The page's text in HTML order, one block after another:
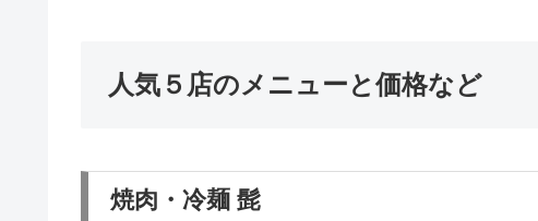
人気５店のメニューと価格など
焼肉・冷麺 髭